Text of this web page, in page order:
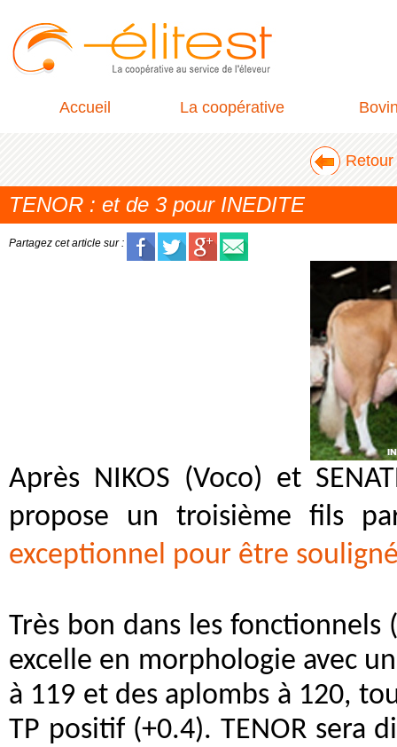
Accueil La coopérative
TENOR : et de 3 pour INEDITE
Partagez cet article sur :
Après NIKOS (Voco) et
propose un troisième fils
exceptionnel pour être
Très bon dans les fonctionnels
excelle en morphologie avec
à 119 et des aplombs à 120,
TP positif (+0.4). TENOR sera